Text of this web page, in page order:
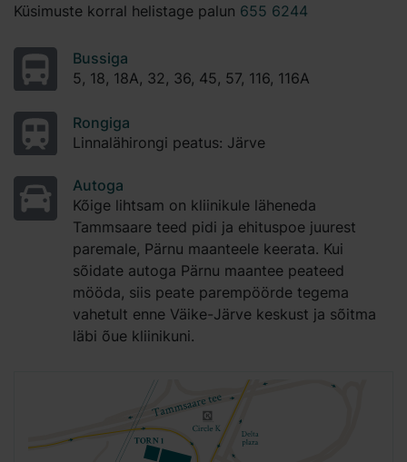
Küsimuste korral helistage palun 655 6244
Bussiga
5, 18, 18A, 32, 36, 45, 57, 116, 116A
Rongiga
Linnalähirongi peatus: Järve
Autoga
Kõige lihtsam on kliinikule läheneda
Tammsaare teed pidi ja ehituspoe juurest
paremale, Pärnu maanteele keerata. Kui
sõidate autoga Pärnu maantee peateed
mööda, siis peate parempöörde tegema
vahetult enne Väike-Järve keskust ja sõitma
läbi õue kliinikuni.